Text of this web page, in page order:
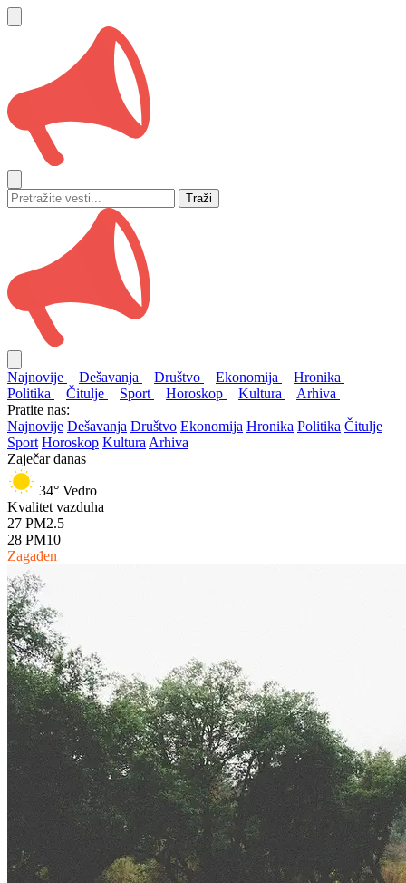
Traži
Najnovije Dešavanja Društvo Ekonomija
Hronika
Politika
Čitulje Sport Horoskop Kultura
Arhiva
Pratite nas:
Najnovije Dešavanja Društvo Ekonomija Hronika Politika Čitulje
Sport Horoskop Kultura Arhiva
Zaječar danas
34° Vedro
Kvalitet vazduha
27 PM2.5
28 PM10
Zagađen